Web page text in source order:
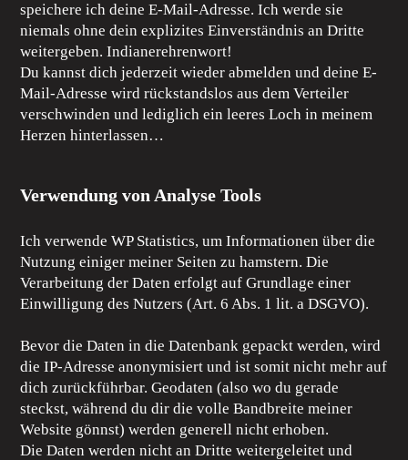
speichere ich deine E-Mail-Adresse. Ich werde sie
niemals ohne dein explizites Einverständnis an Dritte
weitergeben. Indianerehrenwort!
Du kannst dich jederzeit wieder abmelden und deine E-
Mail-Adresse wird rückstandslos aus dem Verteiler
verschwinden und lediglich ein leeres Loch in meinem
Herzen hinterlassen…
Verwendung von Analyse Tools
Ich verwende WP Statistics, um Informationen über die
Nutzung einiger meiner Seiten zu hamstern. Die
Verarbeitung der Daten erfolgt auf Grundlage einer
Einwilligung des Nutzers (Art. 6 Abs. 1 lit. a DSGVO).
Bevor die Daten in die Datenbank gepackt werden, wird
die IP-Adresse anonymisiert und ist somit nicht mehr auf
dich zurückführbar. Geodaten (also wo du gerade
steckst, während du dir die volle Bandbreite meiner
Website gönnst) werden generell nicht erhoben.
Die Daten werden nicht an Dritte weitergeleitet und